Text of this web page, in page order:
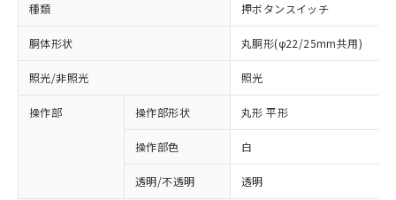
種類 押ボタンスイッチ
胴体形状 丸胴形(φ22/25mm共用)
照光/非照光 照光
操作部 操作部形状 丸形 平形
操作部色 白
透明/不透明 透明